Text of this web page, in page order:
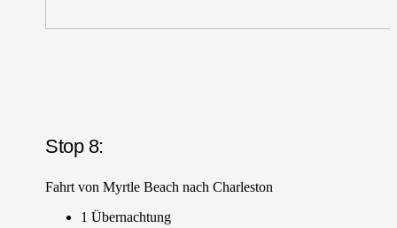
Stop 8:
Fahrt von Myrtle Beach nach Charleston
1 Übernachtung